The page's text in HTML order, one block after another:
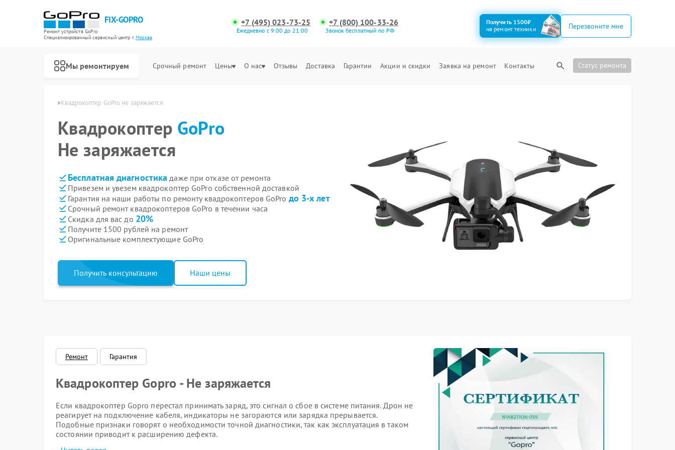
FIX-GOPRO
Ремонт устройств GoPro
Специализированный cервисный центр г.Москва
+7 (495) 023-73-25
Ежедневно с 9:00 до 21:00
+7 (800) 100-33-26
Звонок бесплатный по РФ
Получить 1500₽
на ремонт техники
Перезвоните мне
Мы ремонтируем Срочный ремонт Цены О нас Отзывы Доставка Гарантии Акции и скидки Заявка на ремонт Контакты Статус ремонта
GoPro в Москве Квадрокоптер GoPro не заряжается
Квадрокоптер GoPro
Не заряжается
Бесплатная диагностика даже при отказе от ремонта
Привезем и увезем квадрокоптер GoPro собственной доставкой
Гарантия на наши работы по ремонту квадрокоптеров GoPro до 3-х лет
Срочный ремонт квадрокоптеров GoPro в течении часа
Скидка для вас до 20%
Получите 1500 рублей на ремонт
Оригинальные комплектующие GoPro
Получить консультацию Наши цены
Ремонт Гарантия
Квадрокоптер Gopro - Не заряжается
Если квадрокоптер Gopro перестал принимать заряд, это сигнал о сбое в системе питания. Дрон не
реагирует на подключение кабеля, индикаторы не загораются или зарядка прерывается.
Подобные признаки говорят о необходимости точной диагностики, так как эксплуатация в таком
состоянии приводит к расширению дефекта.